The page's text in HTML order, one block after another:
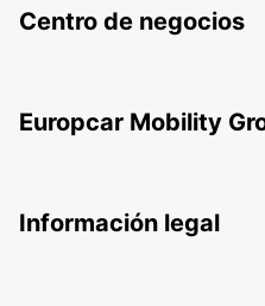
Centro de negocios
Europcar Mobility
Información legal